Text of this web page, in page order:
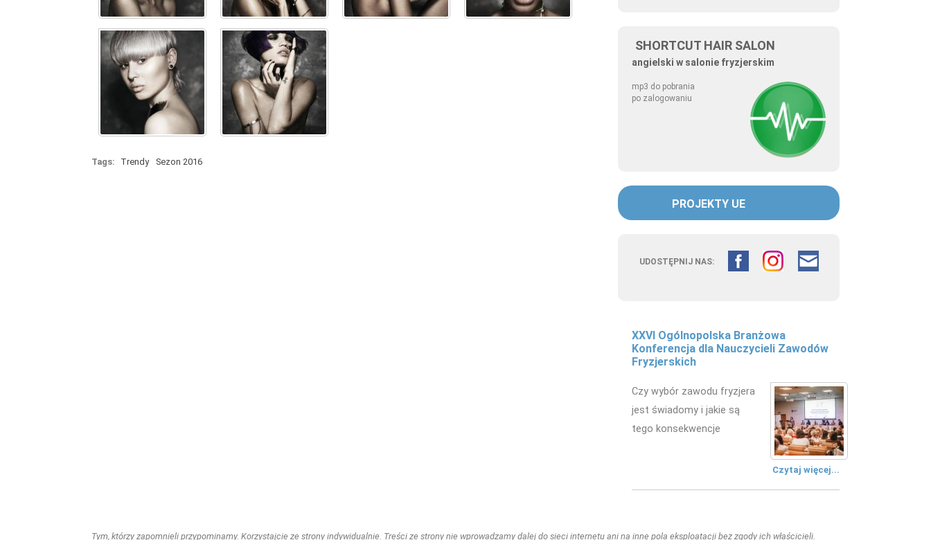
SHORTCUT HAIR SALON
angielski w salonie fryzjerskim
mp3 do pobrania
po zalogowaniu
PROJEKTY UE
UDOSTĘPNIJ NAS:
XXVI Ogólnopolska Branżowa
Konferencja dla Nauczycieli Zawodów
Fryzjerskich
Czy wybór zawodu fryzjera
jest świadomy i jakie są
tego konsekwencje
Czytaj więcej...
Fryzjerstwo łączy pokolenia –
doświadczenie edukacyjne w
kształceniu przyszłych fryzjerów
W Zespole Szkół
Mechanicznych w Kielcach
zorganizowano wydarzenie
Czytaj więcej...
Tags: Trendy Sezon 2016
Tym, którzy zapomnieli przypominamy. Korzystajcie ze strony indywidualnie. Treści ze strony nie wprowadzamy dalej do sieci internetu ani na inne pola eksploatacji bez zgody ich właścicieli.